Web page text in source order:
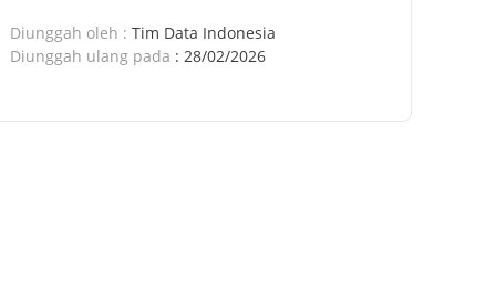
Diunggah oleh : Tim Data Indonesia
Diunggah ulang pada : 28/02/2026